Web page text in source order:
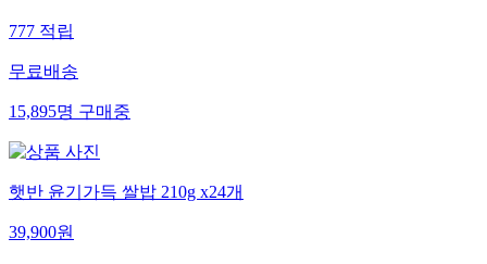
777적립
무료배송
15,895명구매중
햇반 윤기가득 쌀밥 210g x24개
39,900원